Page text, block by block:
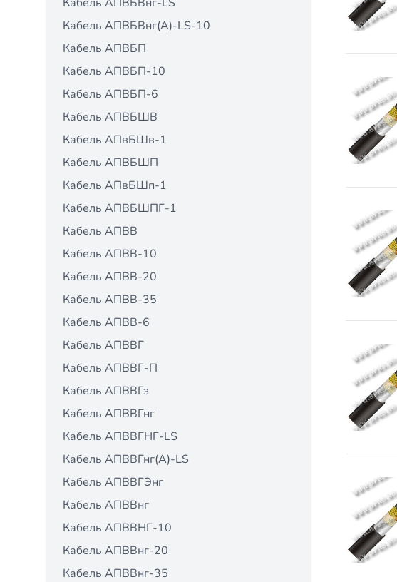
Кабель АПВБВнг(А)-LS-10
Кабель АПВБП
Кабель АПВБП-10
Кабель АПВБП-6
Кабель АПВБШВ
Кабель АПвБШв-1
Кабель АПВБШП
Кабель АПвБШп-1
Кабель АПВБШПГ-1
Кабель АПВВ
Кабель АПВВ-10
Кабель АПВВ-20
Кабель АПВВ-35
Кабель АПВВ-6
Кабель АПВВГ
Кабель АПВВГ-П
Кабель АПВВГз
Кабель АПВВГнг
Кабель АПВВГНГ-LS
Кабель АПВВГнг(А)-LS
Кабель АПВВГЭнг
Кабель АПВВнг
Кабель АПВВНГ-10
Кабель АПВВнг-20
Кабель АПВВнг-35